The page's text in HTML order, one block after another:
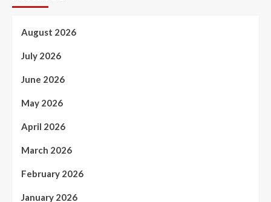
August 2026
July 2026
June 2026
May 2026
April 2026
March 2026
February 2026
January 2026